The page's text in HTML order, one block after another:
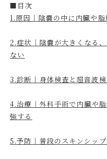
■目次
1.原因｜陰嚢の中に内臓や
2.症状｜陰嚢が大きくなる
ない
3.診断｜身体検査と超音波
4.治療｜外科手術で内臓や
強する
5.予防｜普段のスキンシッ